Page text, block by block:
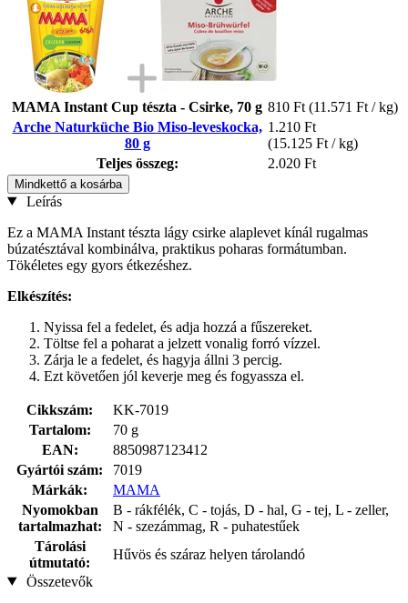
MAMA Instant Cup tészta - Csirke, 70 g 810 Ft (11.571 Ft / kg)
Arche Naturküche Bio Miso-leveskocka,
80 g
1.210 Ft
(15.125 Ft / kg)
Teljes összeg:
2.020 Ft
Mindkettő a kosárba
Leírás
Ez a MAMA Instant tészta lágy csirke alaplevet kínál rugalmas
búzatésztával kombinálva, praktikus poharas formátumban.
Tökéletes egy gyors étkezéshez.
Elkészítés:
Nyissa fel a fedelet, és adja hozzá a fűszereket.
Töltse fel a poharat a jelzett vonalig forró vízzel.
Zárja le a fedelet, és hagyja állni 3 percig.
Ezt követően jól keverje meg és fogyassza el.
Cikkszám:
KK-7019
Tartalom:
70 g
EAN:
8850987123412
Gyártói szám:
7019
Márkák:
MAMA
Nyomokban
tartalmazhat:
B - rákfélék, C - tojás, D - hal, G - tej, L - zeller,
N - szezámmag, R - puhatestűek
Tárolási
útmutató:
Hűvös és száraz helyen tárolandó
Összetevők